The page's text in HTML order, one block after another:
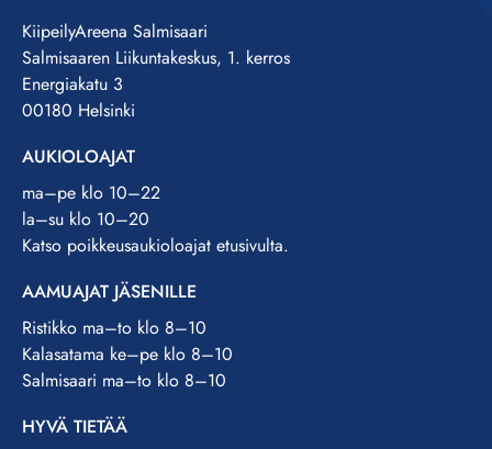
KiipeilyAreena Salmisaari
Salmisaaren Liikuntakeskus, 1. kerros
Energiakatu 3
00180 Helsinki
AUKIOLOAJAT
ma–pe klo 10–22
la–su klo 10–20
Katso poikkeusaukioloajat etusivulta.
AAMUAJAT JÄSENILLE
Ristikko ma–to klo 8–10
Kalasatama ke–pe klo 8–10
Salmisaari ma–to klo 8–10
HYVÄ TIETÄÄ